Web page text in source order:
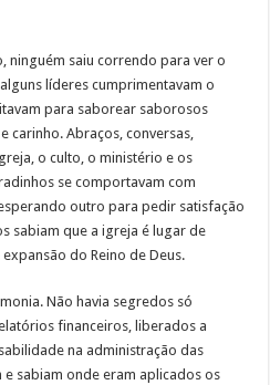
ninguém saiu correndo para ver o
líderes cumprimentavam o
para saborear saborosos
carinho. Abraços, conversas,
o culto, o ministério e os
se comportavam com
outro para pedir satisfação
sabiam que a igreja é lugar de
do Reino de Deus.
Não havia segredos só
financeiros, liberados a
na administração das
e sabiam onde eram aplicados os